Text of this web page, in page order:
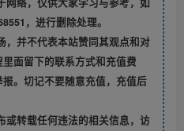
，进行删除处理。
，并不代表本站赞同其观点和对
面留下的联系方式和充值费
。切记不要随意充值，充值后
或转载任何违法的相关信息，访